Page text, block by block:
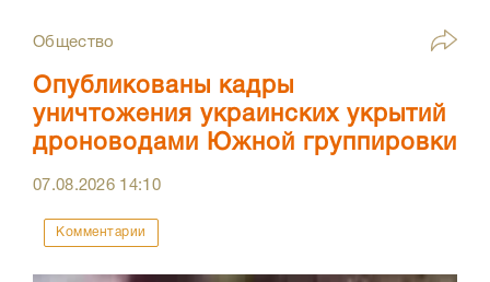
Общество
Опубликованы кадры
уничтожения украинских укрытий
дроноводами Южной группировки
07.08.2026 14:10
Комментарии